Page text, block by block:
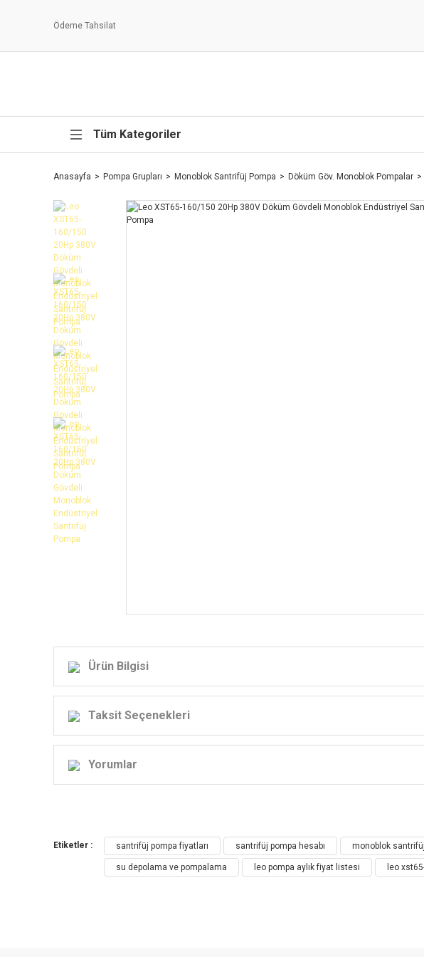
Ödeme Tahsilat
Tüm Kategoriler
Anasayfa Pompa Grupları Monoblok Santrifüj Pompa Döküm Göv. Monoblok Pompalar
Ürün Bilgisi
LEO
XST Standart Santrifüj Pompa Uygulaması:
Taksit Seçenekleri
Yorumlar
Etiketler : santrifüj pompa fiyatları santrifüj pompa hesabı monoblok
su depolama ve pompalama leo pompa aylık fiyat listesi leo